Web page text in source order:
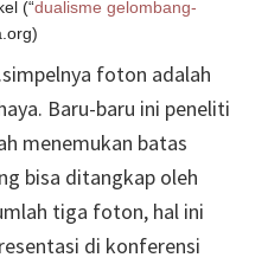
(“dualisme gelombang-
foton adalah
Baru-baru ini peneliti
menemukan batas
bisa ditangkap oleh
tiga foton, hal ini
di konferensi